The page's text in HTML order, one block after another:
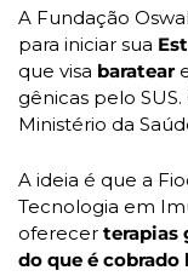
A Fundação
para iniciar sua
que visa baratear
gênicas pelo
Ministério da
A ideia é que a
Tecnologia em
oferecer terapias
do que é cobrado